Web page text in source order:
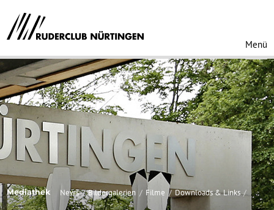
Menü
Mediathek News Bildergalerien Filme Downloads & Links